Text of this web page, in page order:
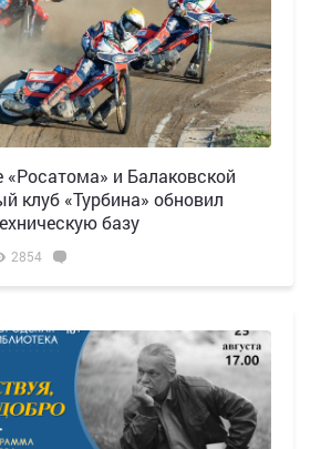
и Балаковской
клуб «Турбина» обновил
базу
2854